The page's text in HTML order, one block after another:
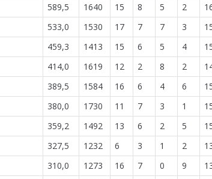
589,5 1640 15 8 5 2
533,0 1530 17 7 7 3
459,3 1413 15 6 5 4
414,0 1619 12 2 8 2
389,5 1584 16 6 4 6
380,0 1730 11 7 3 1
359,2 1492 13 6 2 5
327,5 1232 6 3 1 2
310,0 1273 16 7 0 9